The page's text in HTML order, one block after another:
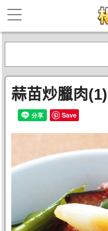
蒜苗炒臘肉(1)
Save